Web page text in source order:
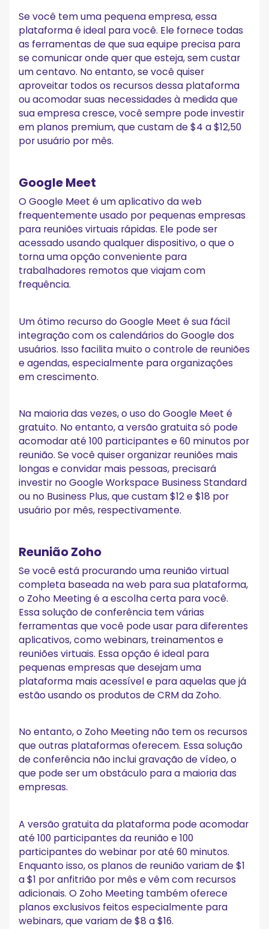
Se você tem uma pequena empresa, essa
plataforma é ideal para você. Ele fornece todas
as ferramentas de que sua equipe precisa para
se comunicar onde quer que esteja, sem custar
um centavo. No entanto, se você quiser
aproveitar todos os recursos dessa plataforma
ou acomodar suas necessidades à medida que
sua empresa cresce, você sempre pode investir
em planos premium, que custam de $4 a $12,50
por usuário por mês.
Google Meet
O Google Meet é um aplicativo da web
frequentemente usado por pequenas empresas
para reuniões virtuais rápidas. Ele pode ser
acessado usando qualquer dispositivo, o que o
torna uma opção conveniente para
trabalhadores remotos que viajam com
frequência.
Um ótimo recurso do Google Meet é sua fácil
integração com os calendários do Google dos
usuários. Isso facilita muito o controle de reuniões
e agendas, especialmente para organizações
em crescimento.
Na maioria das vezes, o uso do Google Meet é
gratuito. No entanto, a versão gratuita só pode
acomodar até 100 participantes e 60 minutos por
reunião. Se você quiser organizar reuniões mais
longas e convidar mais pessoas, precisará
investir no Google Workspace Business Standard
ou no Business Plus, que custam $12 e $18 por
usuário por mês, respectivamente.
Reunião Zoho
Se você está procurando uma reunião virtual
completa baseada na web para sua plataforma,
o Zoho Meeting é a escolha certa para você.
Essa solução de conferência tem várias
ferramentas que você pode usar para diferentes
aplicativos, como webinars, treinamentos e
reuniões virtuais. Essa opção é ideal para
pequenas empresas que desejam uma
plataforma mais acessível e para aquelas que já
estão usando os produtos de CRM da Zoho.
No entanto, o Zoho Meeting não tem os recursos
que outras plataformas oferecem. Essa solução
de conferência não inclui gravação de vídeo, o
que pode ser um obstáculo para a maioria das
empresas.
A versão gratuita da plataforma pode acomodar
até 100 participantes da reunião e 100
participantes do webinar por até 60 minutos.
Enquanto isso, os planos de reunião variam de $1
a $1 por anfitrião por mês e vêm com recursos
adicionais. O Zoho Meeting também oferece
planos exclusivos feitos especialmente para
webinars, que variam de $8 a $16.